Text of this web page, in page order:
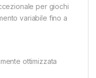
per giochi
variabile fino a
ottimizzata